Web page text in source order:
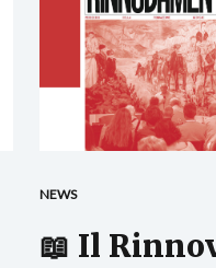
NEWS
📖 Il